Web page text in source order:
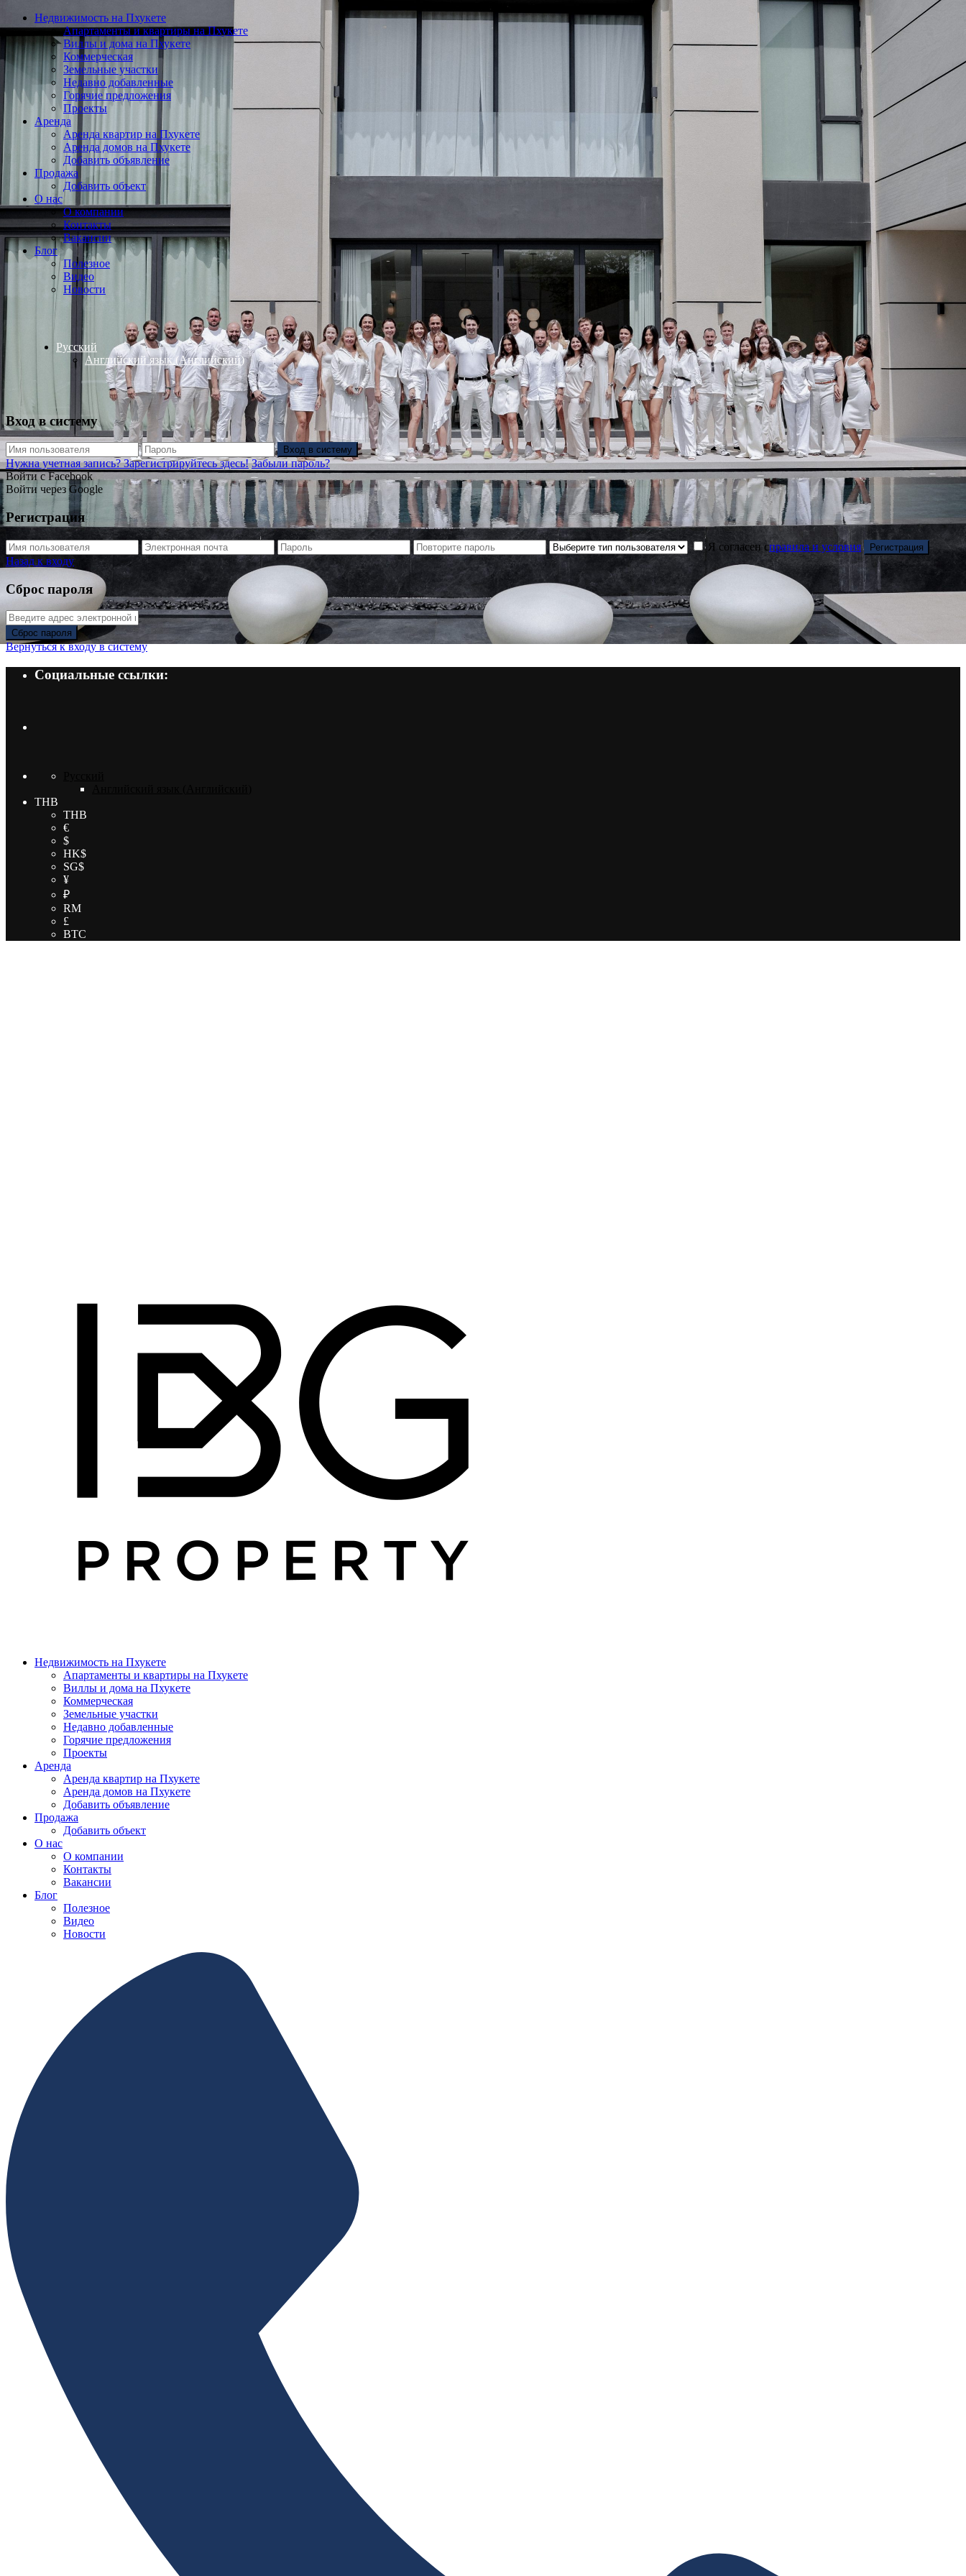
Недвижимость на Пхукете
Апартаменты и квартиры на Пхукете
Виллы и дома на Пхукете
Коммерческая
Земельные участки
Недавно добавленные
Горячие предложения
Проекты
Аренда
Аренда квартир на Пхукете
Аренда домов на Пхукете
Добавить объявление
Продажа
Добавить объект
О нас
О компании
Контакты
Вакансии
Блог
Полезное
Видео
Новости
Русский
Английский язык (Английский)
Вход в систему
Вход в систему
Нужна учетная запись? Зарегистрируйтесь здесь! Забыли пароль?
Войти с Facebook
Войти через Google
Регистрация
Я согласен справила и условия Регистрация
Назад к входу
Сброс пароля
Сброс пароля
Вернуться к входу в систему
Социальные ссылки:
THB
THB
€
$
HK$
SG$
¥
₽
RM
£
BTC
Недвижимость на Пхукете
Апартаменты и квартиры на Пхукете
Виллы и дома на Пхукете
Коммерческая
Земельные участки
Недавно добавленные
Горячие предложения
Проекты
Аренда
Аренда квартир на Пхукете
Аренда домов на Пхукете
Добавить объявление
Продажа
Добавить объект
О нас
О компании
Контакты
Вакансии
Блог
Полезное
Видео
Новости